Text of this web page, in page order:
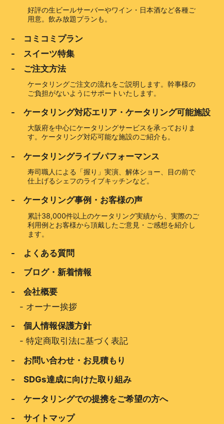
好評の生ビールサーバーやワイン・日本酒など各種ご
用意。飲み放題プランも。
- コミコミプラン
- スイーツ特集
- ご注文方法
ケータリングご注文の流れをご説明します。幹事様の
ご負担がないようにサポートいたします。
- ケータリング対応エリア・ケータリング可能施設
大阪府を中心にケータリングサービスを承っておりま
す。ケータリング対応可能な施設のご紹介も。
- ケータリングライブパフォーマンス
寿司職人による「握り」実演、解体ショー、目の前で
仕上げるシェフのライブキッチンなど。
- ケータリング事例・お客様の声
累計38,000件以上のケータリング実績から、実際のご
利用例とお客様から頂戴したご意見・ご感想を紹介し
ます。
- よくある質問
- ブログ・新着情報
- 会社概要
- オーナー挨拶
- 個人情報保護方針
-特定商取引法に基づく表記
- お問い合わせ・お見積もり
- SDGs達成に向けた取り組み
- ケータリングでの提携をご希望の方へ
- サイトマップ